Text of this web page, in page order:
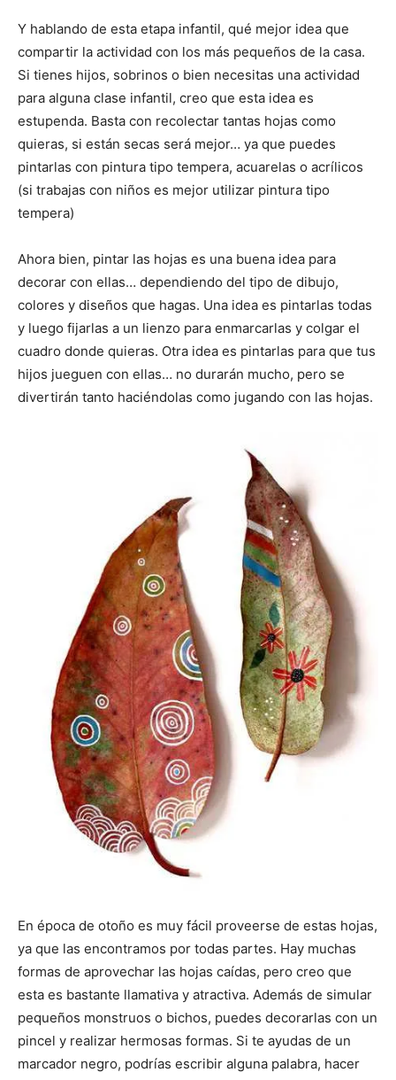
Y hablando de esta etapa infantil, qué mejor idea que
compartir la actividad con los más pequeños de la casa.
Si tienes hijos, sobrinos o bien necesitas una actividad
para alguna clase infantil, creo que esta idea es
estupenda. Basta con recolectar tantas hojas como
quieras, si están secas será mejor… ya que puedes
pintarlas con pintura tipo tempera, acuarelas o acrílicos
(si trabajas con niños es mejor utilizar pintura tipo
tempera)
Ahora bien, pintar las hojas es una buena idea para
decorar con ellas… dependiendo del tipo de dibujo,
colores y diseños que hagas. Una idea es pintarlas todas
y luego fijarlas a un lienzo para enmarcarlas y colgar el
cuadro donde quieras. Otra idea es pintarlas para que tus
hijos jueguen con ellas… no durarán mucho, pero se
divertirán tanto haciéndolas como jugando con las hojas.
En época de otoño es muy fácil proveerse de estas hojas,
ya que las encontramos por todas partes. Hay muchas
formas de aprovechar las hojas caídas, pero creo que
esta es bastante llamativa y atractiva. Además de simular
pequeños monstruos o bichos, puedes decorarlas con un
pincel y realizar hermosas formas. Si te ayudas de un
marcador negro, podrías escribir alguna palabra, hacer